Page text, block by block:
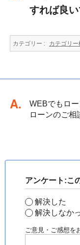
すれば良
カテゴリー : カテゴリー
回答
WEBでもロー
ローンのご相
アンケート:こ
解決した
解決しなか
ご意見・ご感想を